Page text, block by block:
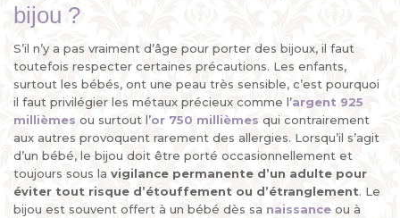
bijou ?
S’il n’y a pas vraiment d’âge pour porter des bijoux, il faut
toutefois respecter certaines précautions. Les enfants,
surtout les bébés, ont une peau très sensible, c’est pourquoi
il faut privilégier les métaux précieux comme l’argent 925
millièmes ou surtout l’or 750 millièmes qui contrairement
aux autres provoquent rarement des allergies. Lorsqu’il s’agit
d’un bébé, le bijou doit être porté occasionnellement et
toujours sous la vigilance permanente d’un adulte pour
éviter tout risque d’étouffement ou d’étranglement. Le
bijou est souvent offert à un bébé dès sa naissance ou à